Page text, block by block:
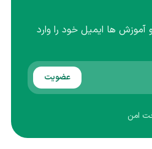
ها ایمیل خود را وارد
عضویت
امن